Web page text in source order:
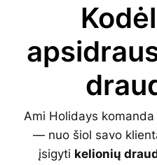
Ami Holidays
— nuo šiol savo
įsigyti kelionių